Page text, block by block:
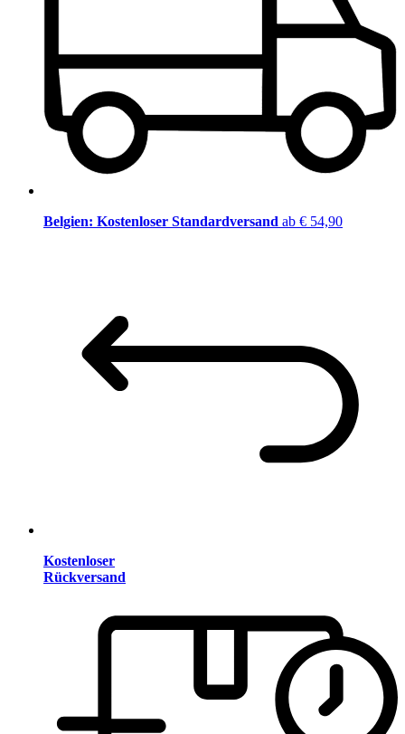
Belgien: Kostenloser Standardversand ab € 54,90
Kostenloser
Rückversand